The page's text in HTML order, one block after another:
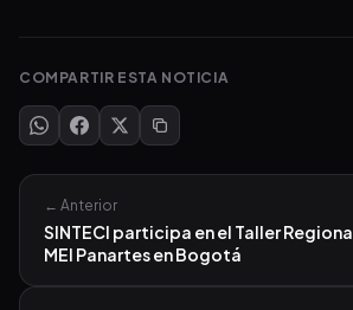
COMPARTIR ESTA NOTICIA
← Anterior
SINTECI participa en el Taller
MEI Panartes en Bogotá